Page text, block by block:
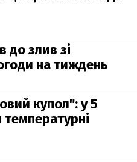
до злив зі
на тиждень
купол": у 5
температурні